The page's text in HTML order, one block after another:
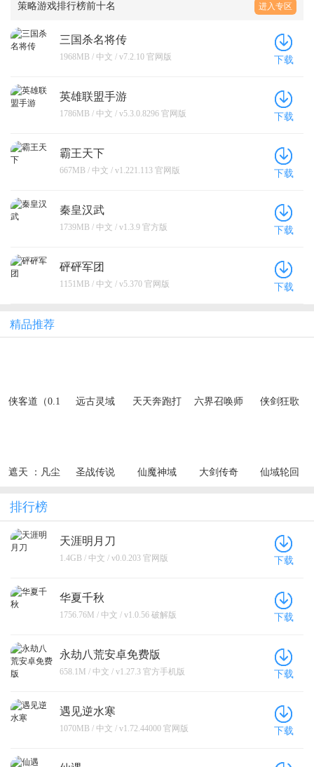
策略游戏排行榜前十名 进入专区
三国杀名将传
1968MB / 中文 / v7.2.10 官网版 下载
英雄联盟手游
1786MB / 中文 / v5.3.0.8296 官网版 下载
霸王天下
667MB / 中文 / v1.221.113 官网版 下载
秦皇汉武
1739MB / 中文 / v1.3.9 官方版 下载
砰砰军团
1151MB / 中文 / v5.370 官网版 下载
精品推荐
侠客道（0.1
远古灵域
天天奔跑打
六界召唤师
侠剑狂歌
遮天 ：凡尘
圣战传说
仙魔神域
大剑传奇
仙域轮回
排行榜
天涯明月刀
1.4GB / 中文 / v0.0.203 官网版 下载
华夏千秋
1756.76M / 中文 / v1.0.56 破解版 下载
永劫八荒安卓免费版
658.1M / 中文 / v1.27.3 官方手机版 下载
遇见逆水寒
1070MB / 中文 / v1.72.44000 官网版 下载